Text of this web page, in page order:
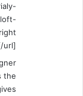
the